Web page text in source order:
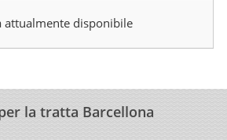
attualmente disponibile
la tratta Barcellona